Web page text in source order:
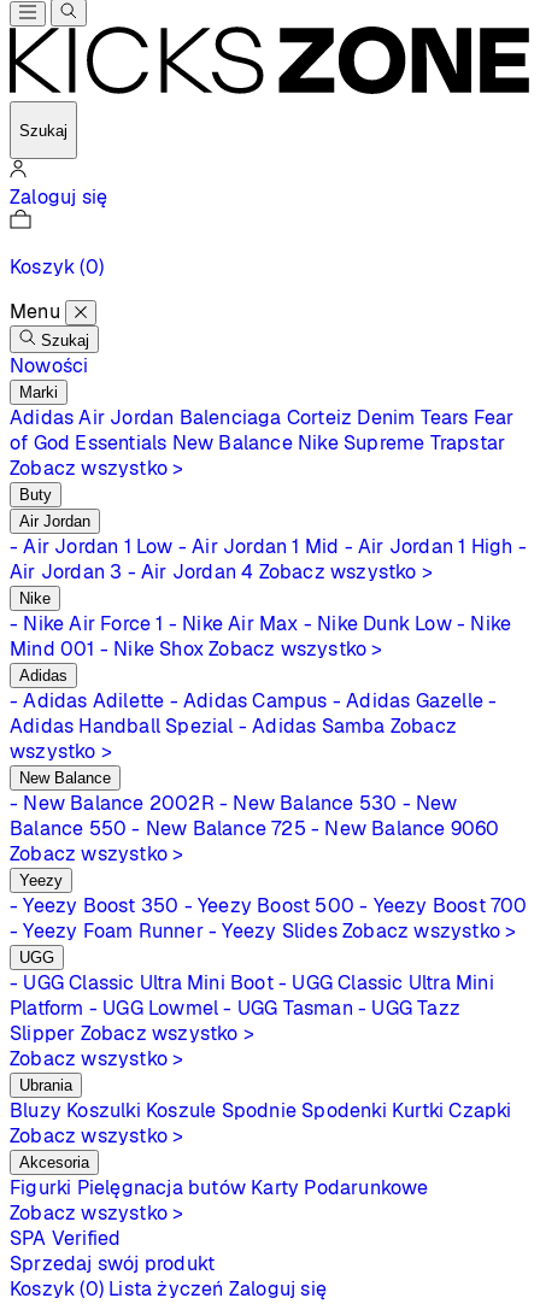
Szukaj
Zaloguj się
Koszyk(0)
Menu
Szukaj
Nowości
Marki
Adidas Air Jordan Balenciaga Corteiz Denim Tears Fear
of God Essentials New Balance Nike Supreme Trapstar
Zobacz wszystko >
Buty
Air Jordan
- Air Jordan 1 Low - Air Jordan 1 Mid - Air Jordan 1 High -
Air Jordan 3 - Air Jordan 4 Zobacz wszystko >
Nike
- Nike Air Force 1 - Nike Air Max - Nike Dunk Low - Nike
Mind 001 - Nike Shox Zobacz wszystko >
Adidas
- Adidas Adilette - Adidas Campus - Adidas Gazelle -
Adidas Handball Spezial - Adidas Samba Zobacz
wszystko >
New Balance
- New Balance 2002R - New Balance 530 - New
Balance 550 - New Balance 725 - New Balance 9060
Zobacz wszystko >
Yeezy
- Yeezy Boost 350 - Yeezy Boost 500 - Yeezy Boost 700
- Yeezy Foam Runner - Yeezy Slides Zobacz wszystko >
UGG
- UGG Classic Ultra Mini Boot - UGG Classic Ultra Mini
Platform - UGG Lowmel - UGG Tasman - UGG Tazz
Slipper Zobacz wszystko >
Zobacz wszystko >
Ubrania
Bluzy Koszulki Koszule Spodnie Spodenki Kurtki Czapki
Zobacz wszystko >
Akcesoria
Figurki Pielęgnacja butów Karty Podarunkowe
Zobacz wszystko >
SPA Verified
Sprzedaj swój produkt
Koszyk (0) Lista życzeń Zaloguj się